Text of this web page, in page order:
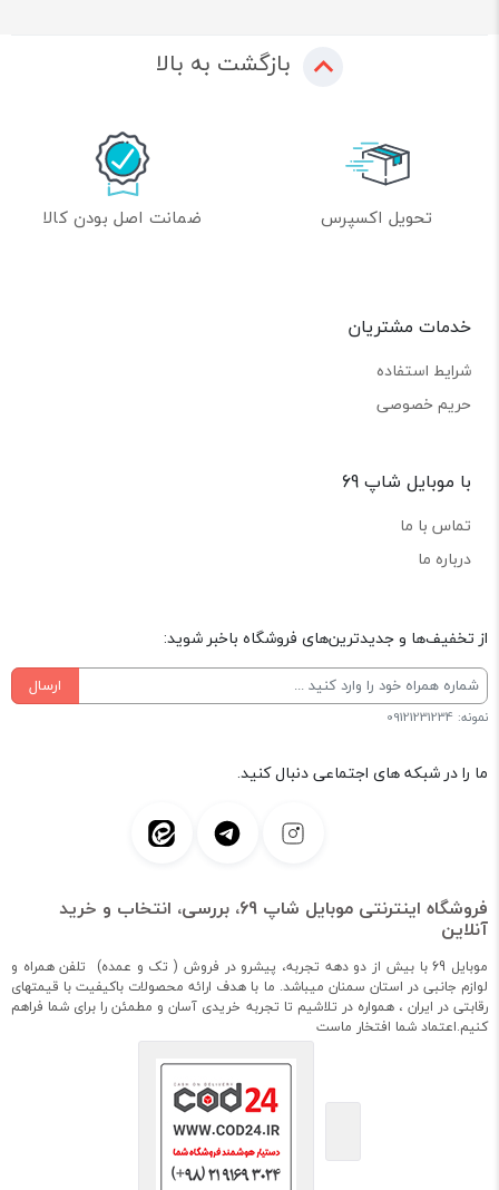
بازگشت به بالا
تحویل اکسپرس ضمانت اصل بودن کالا
خدمات مشتریان
شرایط استفاده
حریم خصوصی
با موبایل شاپ 69
تماس با ما
درباره ما
از تخفیف‌ها و جدیدترین‌های فروشگاه باخبر شوید:
ارسال
نمونه: 09121231234
ما را در شبکه های اجتماعی دنبال کنید.
فروشگاه اینترنتی موبایل شاپ 69، بررسی، انتخاب و خرید
آنلاین
موبایل 69 با بیش از دو دهه تجربه، پیشرو در فروش ( تک و عمده) تلفن همراه و
لوازم جانبی در استان سمنان میباشد. ما با هدف ارائه محصولات باکیفیت با قیمتهای
رقابتی در ایران ، همواره در تلاشیم تا تجربه خریدی آسان و مطمئن را برای شما فراهم
کنیم.اعتماد شما افتخار ماست